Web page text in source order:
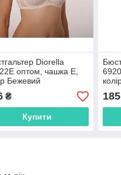
Diorella
оптом, чашка E,
Бежевий
₴
Купити
185